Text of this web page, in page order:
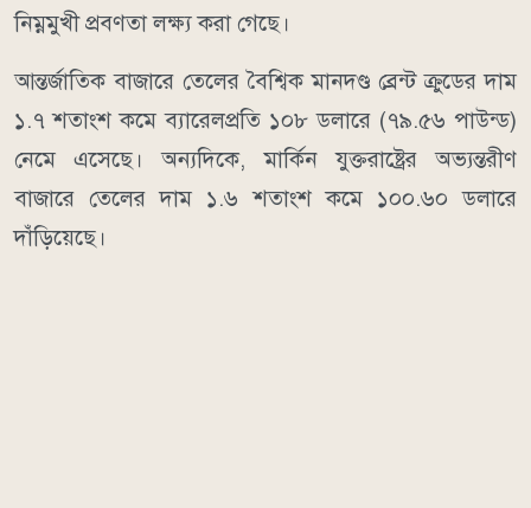
নিম্নমুখী প্রবণতা লক্ষ্য করা গেছে।
আন্তর্জাতিক বাজারে তেলের বৈশ্বিক মানদণ্ড ব্রেন্ট ক্রুডের দাম
১.৭ শতাংশ কমে ব্যারেলপ্রতি ১০৮ ডলারে (৭৯.৫৬ পাউন্ড)
নেমে এসেছে। অন্যদিকে, মার্কিন যুক্তরাষ্ট্রের অভ্যন্তরীণ
বাজারে তেলের দাম ১.৬ শতাংশ কমে ১০০.৬০ ডলারে
দাঁড়িয়েছে।